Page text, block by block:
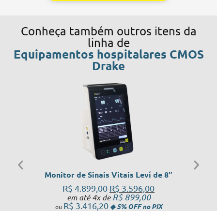
Conheça também outros itens da
linha de
Equipamentos hospitalares CMOS
Drake
Monitor de Sinais Vitais Leví de 8″
R$4.899,00 R$ 3.596,00
em até 4x deR$899,00
R$ 3.416,20